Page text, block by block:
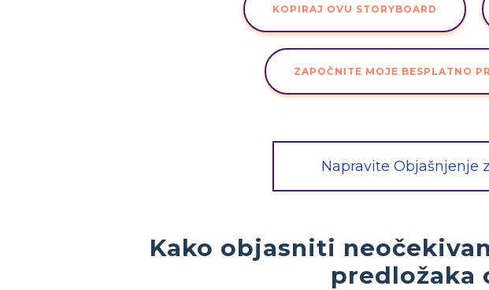
KOPIRAJ OVU STORYBOARD
ZAPOČNITE MOJE BESPLATNO
Napravite Objašnjenje
Kako objasniti
predložaka